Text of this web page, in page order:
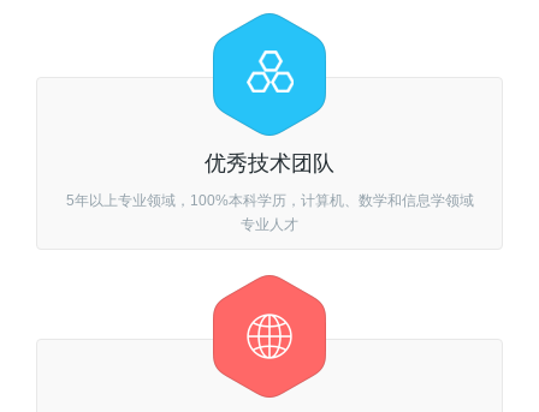
优秀技术团队
5年以上专业领域，100%本科学历，计算机、数学和信息学领域
专业人才